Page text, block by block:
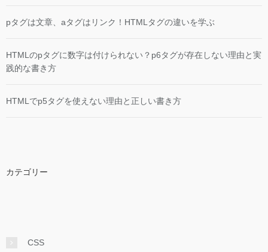
pタグは文章、aタグはリンク！HTMLタグの違いを学ぶ
HTMLのpタグに数字は付けられない？p6タグが存在しない理由と実
践的な書き方
HTMLでp5タグを使えない理由と正しい書き方
カテゴリー
CSS